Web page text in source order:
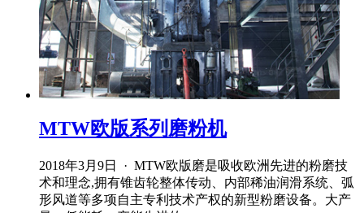
MTW欧版系列磨粉机
2018年3月9日 · MTW欧版磨是吸收欧洲先进的粉磨技
术和理念,拥有锥齿轮整体传动、内部稀油润滑系统、弧
形风道等多项自主专利技术产权的新型粉磨设备。大产